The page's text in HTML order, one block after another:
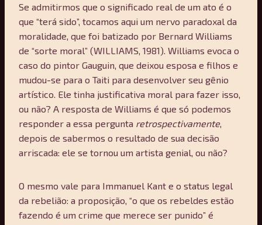
Se admitirmos que o significado real de um ato é o
que “terá sido”, tocamos aqui um nervo paradoxal da
moralidade, que foi batizado por Bernard Williams
de “sorte moral” (WILLIAMS, 1981). Williams evoca o
caso do pintor Gauguin, que deixou esposa e filhos e
mudou-se para o Taiti para desenvolver seu gênio
artístico. Ele tinha justificativa moral para fazer isso,
ou não? A resposta de Williams é que só podemos
responder a essa pergunta retrospectivamente,
depois de sabermos o resultado de sua decisão
arriscada: ele se tornou um artista genial, ou não?
O mesmo vale para Immanuel Kant e o status legal
da rebelião: a proposição, “o que os rebeldes estão
fazendo é um crime que merece ser punido” é